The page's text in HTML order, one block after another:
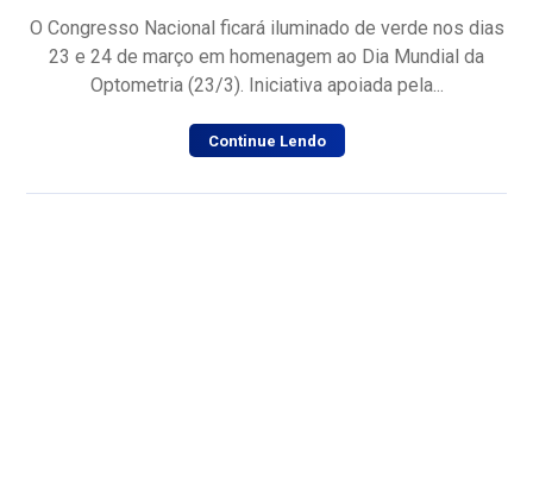
O Congresso Nacional ficará iluminado de verde nos dias
23 e 24 de março em homenagem ao Dia Mundial da
Optometria (23/3). Iniciativa apoiada pela...
Continue Lendo